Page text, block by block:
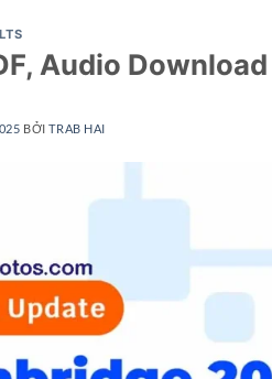
Audio Download
BỞITRAB HAI